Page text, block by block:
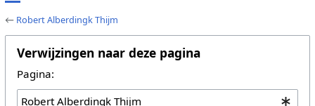
← Robert Alberdingk Thijm
Verwijzingen naar deze pagina
Pagina: